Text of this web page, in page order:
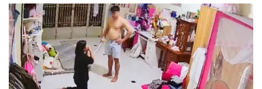
Thể thao
Bóng đá
Lịch thi đấu bóng đá
Thế giới thể thao
Ô tô - Xe máy
Ô tô
Xe máy
Tư vấn